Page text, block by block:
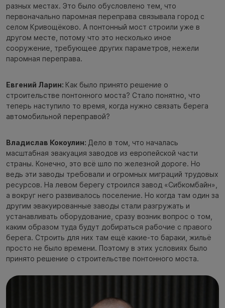
разных местах. Это было обусловлено тем, что
первоначально паромная переправа связывала город с
селом Кривощёково. А понтонный мост строили уже в
другом месте, потому что это несколько иное
сооружение, требующее других параметров, нежели
паромная переправа.
Евгений Ларин: Как было принято решение о
строительстве понтонного моста? Стало понятно, что
теперь наступило то время, когда нужно связать берега
автомобильной переправой?
Владислав Кокоулин: Дело в том, что началась
масштабная эвакуация заводов из европейской части
страны. Конечно, это всё шло по железной дороге. Но
ведь эти заводы требовали и огромных миграций трудовых
ресурсов. На левом берегу строился завод «Сибкомбайн»,
а вокруг него развивалось поселение. Но когда там один за
другим эвакуированные заводы стали разгружать и
устанавливать оборудование, сразу возник вопрос о том,
каким образом туда будут добираться рабочие с правого
берега. Строить для них там ещё какие-то бараки, жильё
просто не было времени. Поэтому в этих условиях было
принято решение о строительстве понтонного моста.